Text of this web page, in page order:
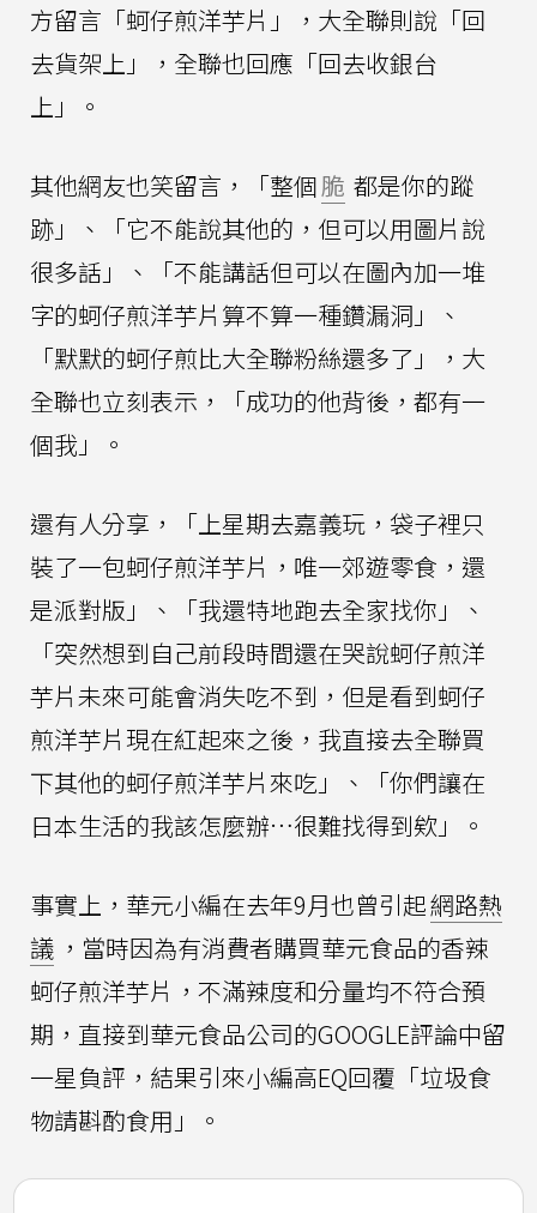
方留言「蚵仔煎洋芋片」，大全聯則說「回
去貨架上」，全聯也回應「回去收銀台
上」。
其他網友也笑留言，「整個脆 都是你的蹤
跡」、「它不能說其他的，但可以用圖片說
很多話」、「不能講話但可以在圖內加一堆
字的蚵仔煎洋芋片算不算一種鑽漏洞」、
「默默的蚵仔煎比大全聯粉絲還多了」，大
全聯也立刻表示，「成功的他背後，都有一
個我」。
還有人分享，「上星期去嘉義玩，袋子裡只
裝了一包蚵仔煎洋芋片，唯一郊遊零食，還
是派對版」、「我還特地跑去全家找你」、
「突然想到自己前段時間還在哭說蚵仔煎洋
芋片未來可能會消失吃不到，但是看到蚵仔
煎洋芋片現在紅起來之後，我直接去全聯買
下其他的蚵仔煎洋芋片來吃」、「你們讓在
日本生活的我該怎麼辦…很難找得到欸」。
事實上，華元小編在去年9月也曾引起網路熱
議 ，當時因為有消費者購買華元食品的香辣
蚵仔煎洋芋片，不滿辣度和分量均不符合預
期，直接到華元食品公司的GOOGLE評論中留
一星負評，結果引來小編高EQ回覆「垃圾食
物請斟酌食用」。